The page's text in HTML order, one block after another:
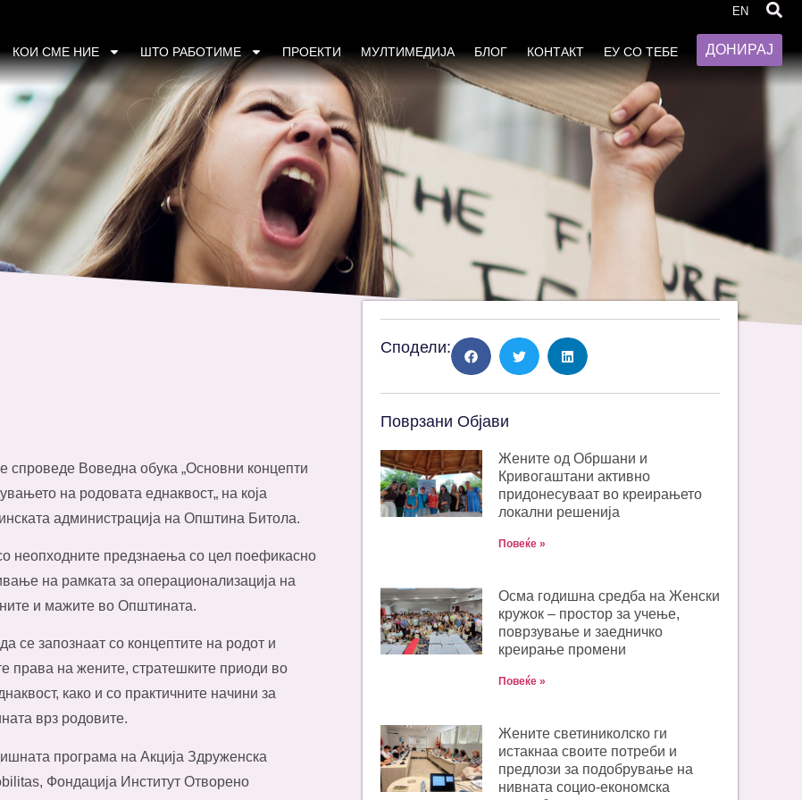
EN
КОИ СМЕ НИЕ ШТО РАБОТИМЕ ПРОЕКТИ МУЛТИМЕДИЈА БЛОГ КОНТАКТ ЕУ СО ТЕБЕ ДОНИРАЈ
Воведна обука „Основни концепти
на родовата еднаквост„ на која
администрација на Општина Битола.
неопходните предзнаења со цел поефикасно
на рамката за операционализација на
и мажите во Општината.
се запознаат со концептите на родот и
права на жените, стратешките приоди во
како и со практичните начини за
врз родовите.
програма на Акција Здруженска
Фондација Институт Отворено
Сподели:
Поврзани Објави
Жените од Обршани и
Кривогаштани активно
придонесуваат во креирањето
локални решенија
Повеќе »
Oсма годишна средба на Женски
кружок – простор за учење,
поврзување и заедничко
креирање промени
Повеќе »
Жените светиниколско ги
истакнаа своите потреби и
предлози за подобрување на
нивната социо-економска